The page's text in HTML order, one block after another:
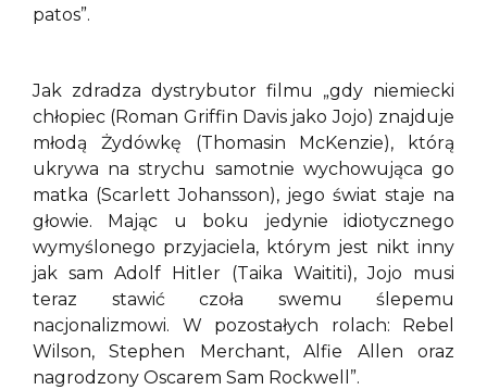
patos”.
Jak zdradza dystrybutor filmu „gdy niemiecki
chłopiec (Roman Griffin Davis jako Jojo) znajduje
młodą Żydówkę (Thomasin McKenzie), którą
ukrywa na strychu samotnie wychowująca go
matka (Scarlett Johansson), jego świat staje na
głowie. Mając u boku jedynie idiotycznego
wymyślonego przyjaciela, którym jest nikt inny
jak sam Adolf Hitler (Taika Waititi), Jojo musi
teraz stawić czoła swemu ślepemu
nacjonalizmowi. W pozostałych rolach: Rebel
Wilson, Stephen Merchant, Alfie Allen oraz
nagrodzony Oscarem Sam Rockwell”.